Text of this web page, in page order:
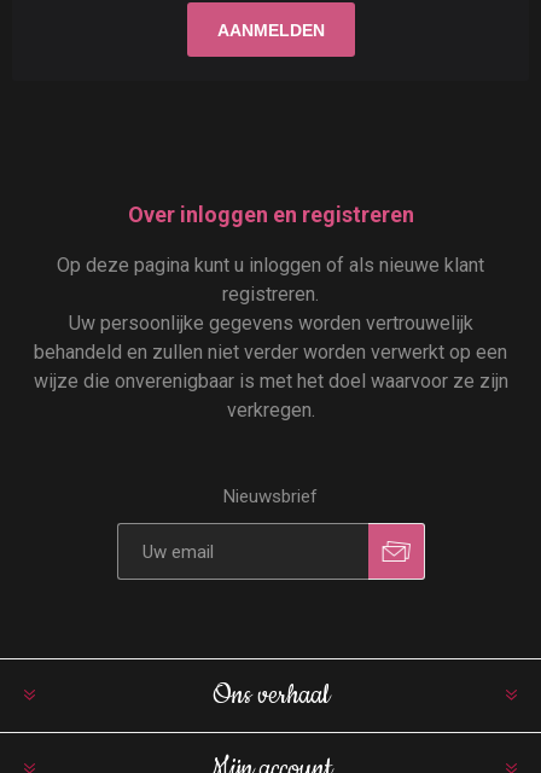
Over inloggen en registreren
Op deze pagina kunt u inloggen of als nieuwe klant
registreren.
Uw persoonlijke gegevens worden vertrouwelijk
behandeld en zullen niet verder worden verwerkt op een
wijze die onverenigbaar is met het doel waarvoor ze zijn
verkregen.
Nieuwsbrief
Ons verhaal